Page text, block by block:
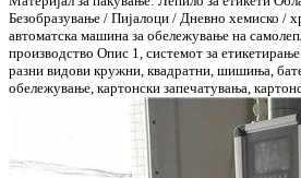
Безобразување / Пијалоци / Дневно хемиско /
автоматска машина за обележување на
производство Опис 1, системот за
разни видови кружни, квадратни, шишиња,
обележување, картонски запечатувања,